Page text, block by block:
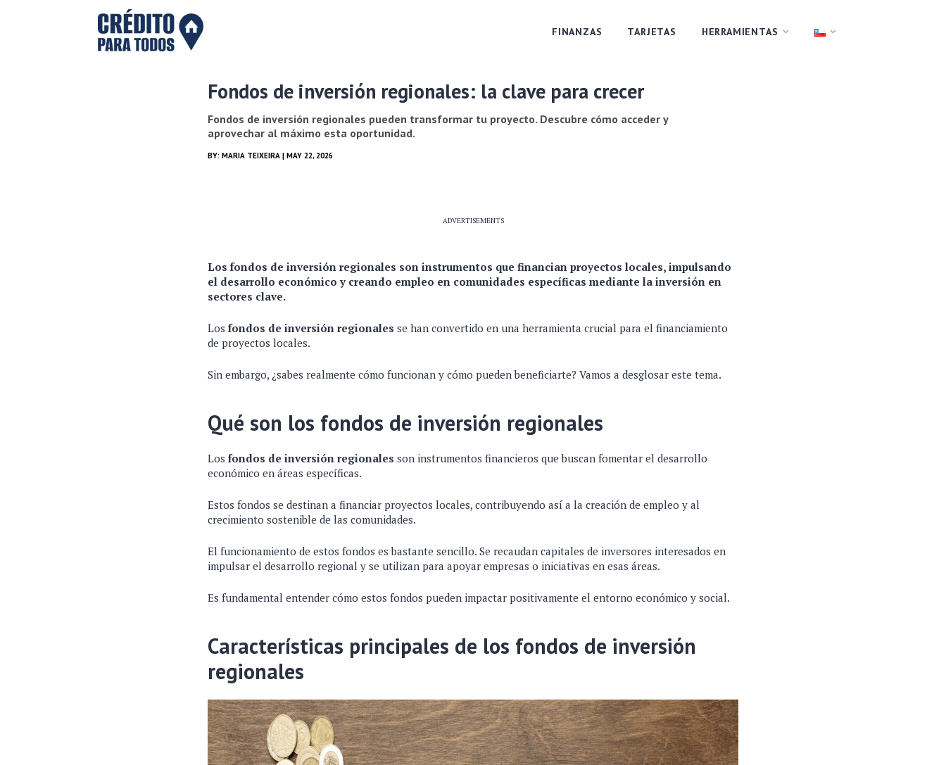
FINANZAS TARJETAS HERRAMIENTAS
Fondos de inversión regionales: la clave para crecer
Fondos de inversión regionales pueden transformar tu proyecto. Descubre cómo acceder y
aprovechar al máximo esta oportunidad.
BY: MARIA TEIXEIRA | MAY 22, 2026
ADVERTISEMENTS
Los fondos de inversión regionales son instrumentos que financian proyectos locales, impulsando
el desarrollo económico y creando empleo en comunidades específicas mediante la inversión en
sectores clave.
Los fondos de inversión regionales se han convertido en una herramienta crucial para el financiamiento
de proyectos locales.
Sin embargo, ¿sabes realmente cómo funcionan y cómo pueden beneficiarte? Vamos a desglosar este tema.
Qué son los fondos de inversión regionales
Los fondos de inversión regionales son instrumentos financieros que buscan fomentar el desarrollo
económico en áreas específicas.
Estos fondos se destinan a financiar proyectos locales, contribuyendo así a la creación de empleo y al
crecimiento sostenible de las comunidades.
El funcionamiento de estos fondos es bastante sencillo. Se recaudan capitales de inversores interesados en
impulsar el desarrollo regional y se utilizan para apoyar empresas o iniciativas en esas áreas.
Es fundamental entender cómo estos fondos pueden impactar positivamente el entorno económico y social.
Características principales de los fondos de inversión
regionales